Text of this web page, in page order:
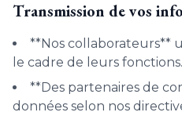
Transmission de vos
**Nos collaborateurs**
le cadre de leurs fonctions.
**Des partenaires de
données selon nos